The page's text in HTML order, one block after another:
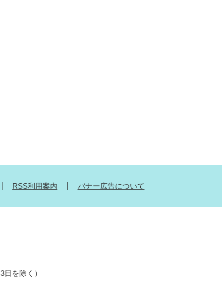
RSS利用案内 バナー広告について
を除く）